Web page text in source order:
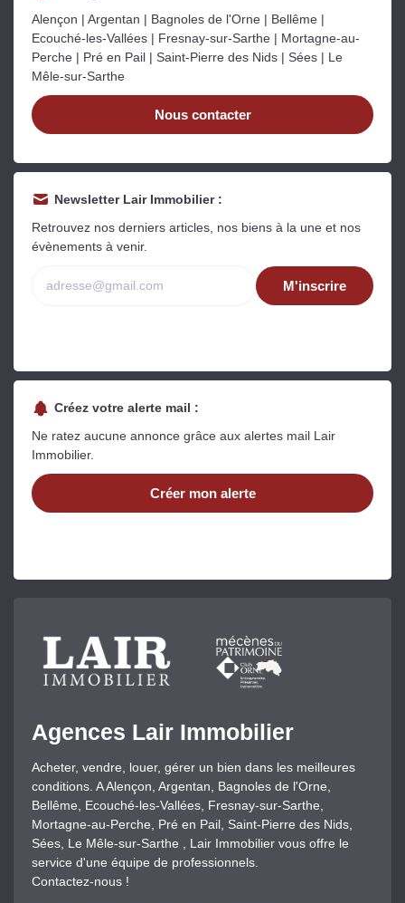
Gratuit
Estimez votre bien en ligne.
en quelques clics.
Alençon | Argentan | Bagnoles de l'Orne | Bellême |
Ecouché-les-Vallées | Fresnay-sur-Sarthe | Mortagne-au-
Perche | Pré en Pail | Saint-Pierre des Nids | Sées | Le
Mêle-sur-Sarthe
Nous contacter
Newsletter Lair Immobilier :
Retrouvez nos derniers articles, nos biens à la une et nos
évènements à venir.
M'inscrire
Créez votre alerte mail :
Ne ratez aucune annonce grâce aux alertes mail Lair
Immobilier.
Créer mon alerte
Agences Lair Immobilier
Acheter, vendre, louer, gérer un bien dans les meilleures
conditions. A Alençon, Argentan, Bagnoles de l'Orne,
Bellême, Ecouché-les-Vallées, Fresnay-sur-Sarthe,
Mortagne-au-Perche, Pré en Pail, Saint-Pierre des Nids,
Sées, Le Mêle-sur-Sarthe , Lair Immobilier vous offre le
service d'une équipe de professionnels.
Contactez-nous !